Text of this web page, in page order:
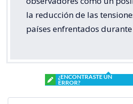
la reducción de las
países enfrentados
¿ENCONTRASTE UN
ERROR?